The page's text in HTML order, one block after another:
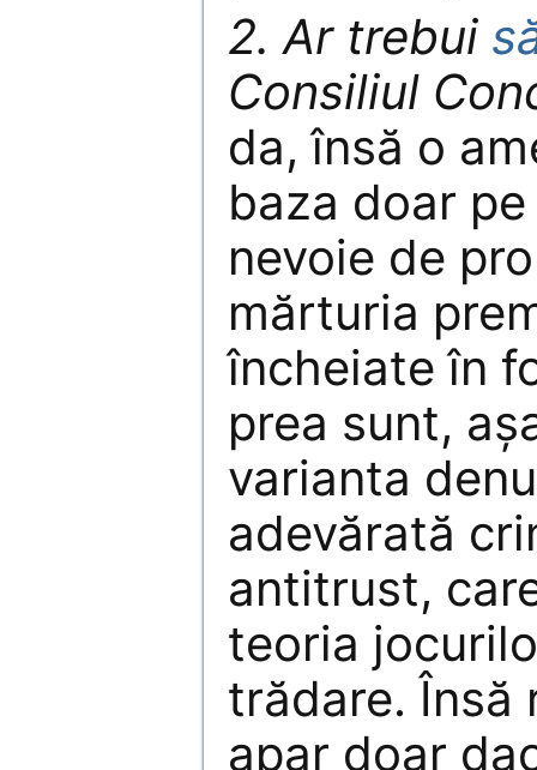
2. Ar trebui
Consiliul
da, însă o
baza doar
nevoie de
mărturia
încheiate în
prea sunt,
varianta
adevărată
antitrust,
teoria
trădare. Însă
apar doar